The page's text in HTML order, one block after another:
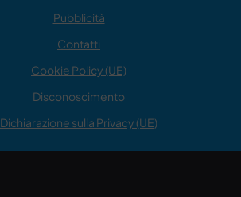
Pubblicità
Contatti
Cookie Policy (UE)
Disconoscimento
Dichiarazione sulla Privacy (UE)